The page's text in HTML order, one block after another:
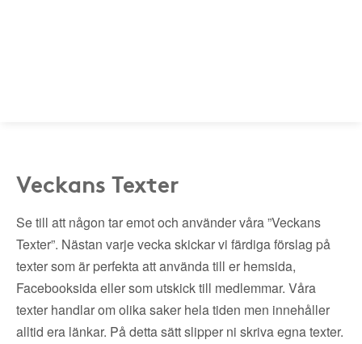
Veckans Texter
Se till att någon tar emot och använder våra ”Veckans
Texter”. Nästan varje vecka skickar vi färdiga förslag på
texter som är perfekta att använda till er hemsida,
Facebooksida eller som utskick till medlemmar. Våra
texter handlar om olika saker hela tiden men innehåller
alltid era länkar. På detta sätt slipper ni skriva egna texter.